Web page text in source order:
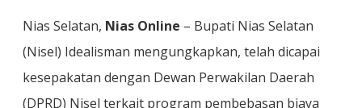
Sahkan
Perda
Biaya
Pendidikan
dan
Kesehatan
Nias Selatan, Nias Online – Bupati Nias Selatan
(Nisel) Idealisman mengungkapkan, telah dicapai
kesepakatan dengan Dewan Perwakilan Daerah
(DPRD) Nisel terkait program pembebasan biaya